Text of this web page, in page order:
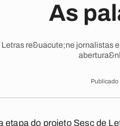
As
Letras re&uacute;ne jornalistas
etapa do projeto Sesc de